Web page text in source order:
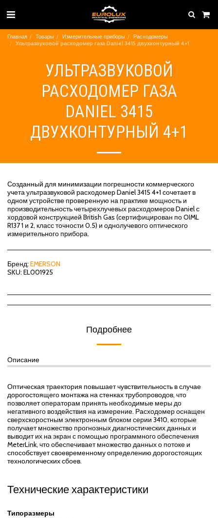
Главная Товары Измерительные приборы
Расходомеры
Ультразвуковой расходомер газа Daniel 3415 двухконтурный 4+1
УЛЬТРАЗВУКОВОЙ
РАСХОДОМЕР ГАЗА
DANIEL 3415
ДВУХКОНТУРНЫЙ 4+1
Созданный для минимизации погрешности коммерческого
учета ультразвуковой расходомер Daniel 3415 4+1 сочетает в
одном устройстве проверенную на практике мощность и
производительность четырехлучевых расходомеров Daniel с
хордовой конструкцией British Gas (сертифицирован по OIML
R137 1 и 2, класс точности 0.5) и однолучевого оптического
измерительного прибора.
Бренд: EMERSON
SKU: EL001925
Подробнее
Описание
Оптическая траектория повышает чувствительность в случае
дорогостоящего монтажа на стенках трубопроводов, что
позволяет операторам принять необходимые меры до
негативного воздействия на измерение. Расходомер оснащен
сверхскоростным электронным блоком серии 3410, которые
получает множество прогнозных диагностических данных и
выводит их на экран с помощью программного обеспечения
MeterLink, что обеспечивает множество данных о потоке и
способствует своевременному определению дорогостоящих
технологических сбоев.
Технические характеристики
Типоразмеры